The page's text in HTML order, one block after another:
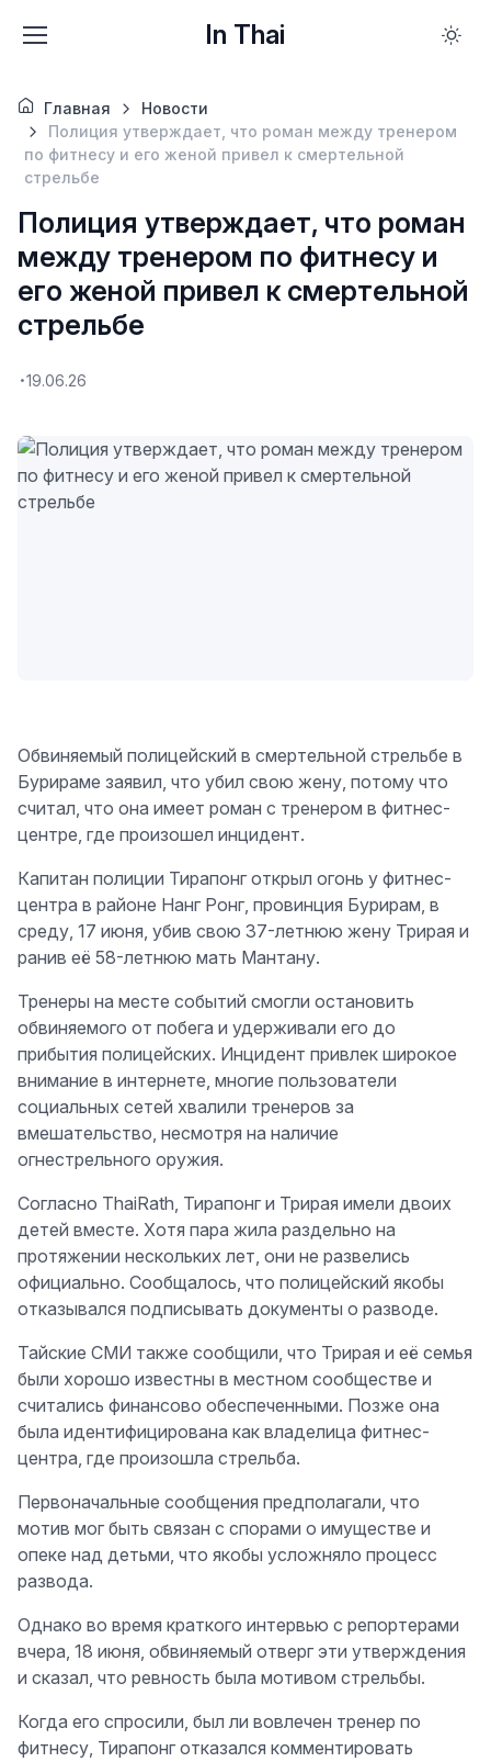
In Thai
Главная
Новости
Полиция утверждает, что роман между тренером
по фитнесу и его женой привел к смертельной
стрельбе
Полиция утверждает, что роман
между тренером по фитнесу и
его женой привел к смертельной
стрельбе
19.06.26
Обвиняемый полицейский в смертельной стрельбе в
Бурираме заявил, что убил свою жену, потому что
считал, что она имеет роман с тренером в фитнес-
центре, где произошел инцидент.
Капитан полиции Тирaпонг открыл огонь у фитнес-
центра в районе Нанг Ронг, провинция Бурирам, в
среду, 17 июня, убив свою 37-летнюю жену Трирaя и
ранив её 58-летнюю мать Мантану.
Тренеры на месте событий смогли остановить
обвиняемого от побега и удерживали его до
прибытия полицейских. Инцидент привлек широкое
внимание в интернете, многие пользователи
социальных сетей хвалили тренеров за
вмешательство, несмотря на наличие
огнестрельного оружия.
Согласно ThaiRath, Тирaпонг и Трирaя имели двоих
детей вместе. Хотя пара жила раздельно на
протяжении нескольких лет, они не развелись
официально. Сообщалось, что полицейский якобы
отказывался подписывать документы о разводе.
Тайские СМИ также сообщили, что Трирaя и её семья
были хорошо известны в местном сообществе и
считались финансово обеспеченными. Позже она
была идентифицирована как владелица фитнес-
центра, где произошла стрельба.
Первоначальные сообщения предполагали, что
мотив мог быть связан с спорами о имуществе и
опеке над детьми, что якобы усложняло процесс
развода.
Однако во время краткого интервью с репортерами
вчера, 18 июня, обвиняемый отверг эти утверждения
и сказал, что ревность была мотивом стрельбы.
Когда его спросили, был ли вовлечен тренер по
фитнесу, Тирaпонг отказался комментировать